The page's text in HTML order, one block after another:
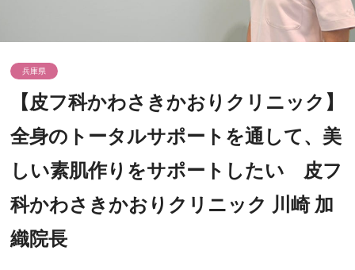
兵庫県
【皮フ科かわさきかおりクリニック】
全身のトータルサポートを通して、美
しい素肌作りをサポートしたい 皮フ
科かわさきかおりクリニック 川崎 加
織院長